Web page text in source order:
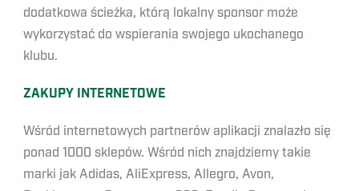
dodatkowa ścieżka, którą lokalny sponsor może
wykorzystać do wspierania swojego ukochanego
klubu.
ZAKUPY INTERNETOWE
Wśród internetowych partnerów aplikacji znalazło się
ponad 1000 sklepów. Wśród nich znajdziemy takie
marki jak Adidas, AliExpress, Allegro, Avon,